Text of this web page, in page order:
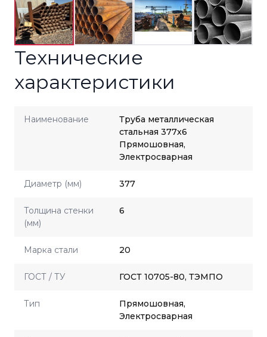
Технические
характеристики
Наименование
Труба металлическая
стальная 377x6
Прямошовная,
Электросварная
Диаметр (мм) 377
Толщина стенки
(мм)
6
Марка стали 20
ГОСТ / ТУ ГОСТ 10705-80, ТЭМПО
Тип
Прямошовная,
Электросварная